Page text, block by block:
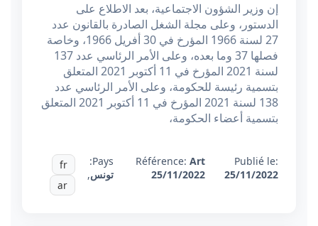
إن وزير الشؤون الاجتماعية، بعد الاطلاع على
الدستور، وعلى مجلة الشغل الصادرة بالقانون عدد
27 لسنة 1966 المؤرخ في 30 أفريل 1966، وخاصة
فصلها 37 وما بعده، وعلى الأمر الرئاسي عدد 137
لسنة 2021 المؤرخ في 11 أكتوبر 2021 المتعلق
بتسمية رئيسة للحكومة، وعلى الأمر الرئاسي عدد
138 لسنة 2021 المؤرخ في 11 أكتوبر 2021 المتعلق
بتسمية أعضاء الحكومة،
Publié le:
25/11/2022
Référence:Art
25/11/2022
Pays:
تونس,
fr
ar